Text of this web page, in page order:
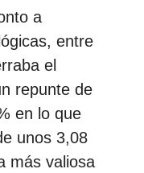
a
entre
el
repunte de
en lo que
unos 3,08
más valiosa